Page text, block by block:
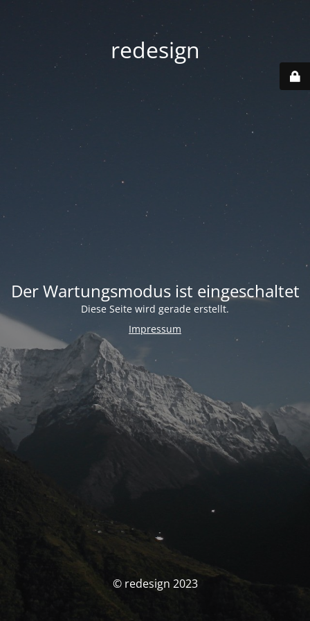
redesign
Der Wartungsmodus ist eingeschaltet
Diese Seite wird gerade erstellt.
Impressum
© redesign 2023